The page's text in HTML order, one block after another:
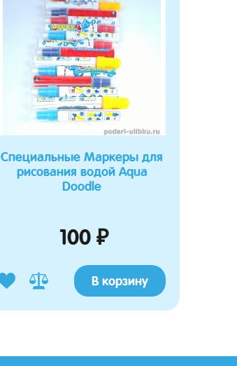
Специальные Маркеры для
рисования водой Aqua
Doodle
100 ₽
В корзину